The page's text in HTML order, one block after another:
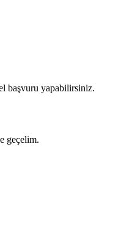
başvuru yapabilirsiniz.
geçelim.